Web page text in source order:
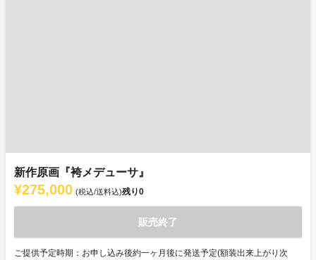
新作原画『袴メデューサ』
¥275,000 (税込/送料込)残り0
販売終了
ご提供予定時期：お申し込み後約一ヶ月後に発送予定(額装出来上がり次